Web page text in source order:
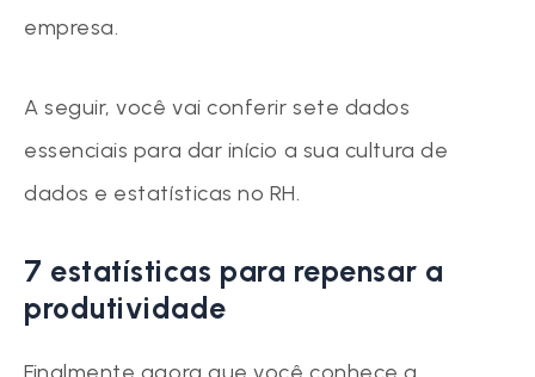
empresa.
A seguir, você vai conferir sete dados
essenciais para dar início a sua cultura de
dados e estatísticas no RH.
7 estatísticas para repensar a
produtividade
Finalmente agora que você conhece a